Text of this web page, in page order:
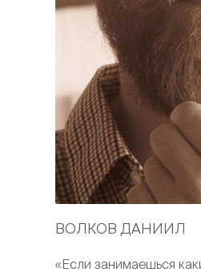
ВОЛКОВ ДАНИИЛ
«Если занимаешься